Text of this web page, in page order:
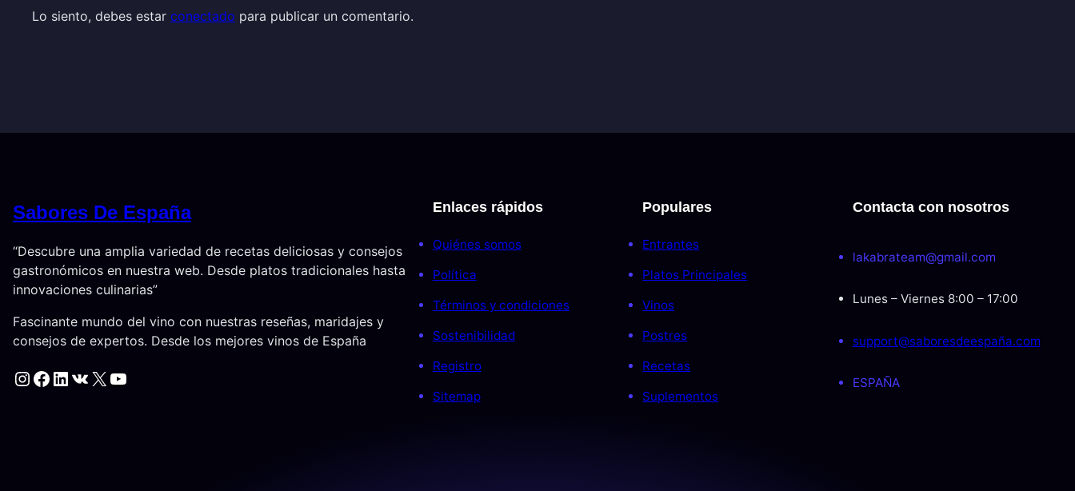
Lo siento, debes estar conectado para publicar un comentario.
Sabores De España
“Descubre una amplia variedad de recetas deliciosas y consejos
gastronómicos en nuestra web. Desde platos tradicionales hasta
innovaciones culinarias”
Fascinante mundo del vino con nuestras reseñas, maridajes y
consejos de expertos. Desde los mejores vinos de España
Instagram Facebook LinkedIn VK X YouTube
Enlaces rápidos
Quiénes somos
Política
Términos y condiciones
Sostenibilidad
Registro
Sitemap
Populares
Entrantes
Platos Principales
Vinos
Postres
Recetas
Suplementos
Contacta con nosotros
lakabrateam@gmail.com
Lunes – Viernes 8:00 – 17:00
support@saboresdeespaña.com
ESPAÑA